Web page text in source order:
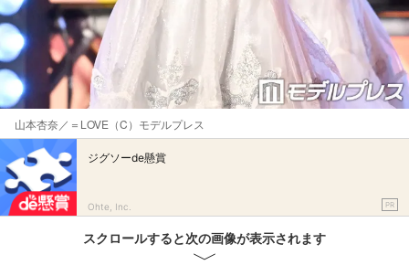
山本杏奈／＝LOVE（C）モデルプレス
ジグソーde懸賞
Ohte, Inc. PR
スクロールすると次の画像が表示されます